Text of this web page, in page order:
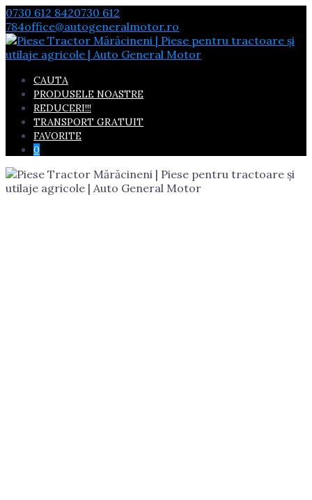
Skip
to
content
0730 612 8420730 612
784office@autogeneralmotor.ro
CAUTA
PRODUSELE NOASTRE
REDUCERI!!!
TRANSPORT GRATUIT
FAVORITE
0